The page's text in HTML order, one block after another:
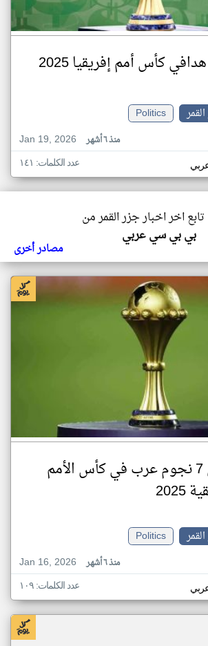
كأس أمم إفريقيا 2025
Politics
Jan 19, 2026
منذ ٦ أشهر
عدد الكلمات: ١٤١
تابع اخر اخبار جزر القمر من
بي بي سي عربي
مصادر أخرى
أفضل 7 نجوم عرب في كأس الأمم
Politics
Jan 16, 2026
منذ ٦ أشهر
عدد الكلمات: ١٠٩